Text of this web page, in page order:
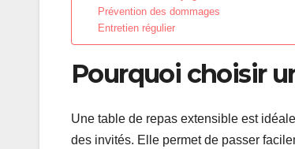
Prévention des dommages
Entretien régulier
Pourquoi choisir
Une table de repas extensible est
des invités. Elle permet de passer